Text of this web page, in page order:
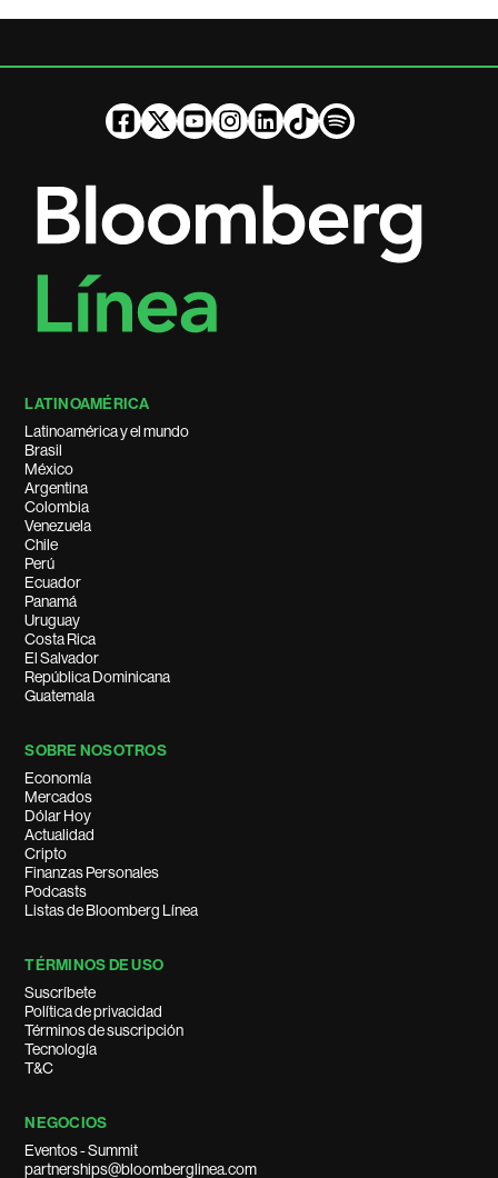
LATINOAMÉRICA
Latinoamérica y el mundo
Brasil
México
Argentina
Colombia
Venezuela
Chile
Perú
Ecuador
Panamá
Uruguay
Costa Rica
El Salvador
República Dominicana
Guatemala
SOBRE NOSOTROS
Economía
Mercados
Dólar Hoy
Actualidad
Cripto
Finanzas Personales
Podcasts
Listas de Bloomberg Línea
TÉRMINOS DE USO
Suscríbete
Política de privacidad
Términos de suscripción
Tecnología
T&C
NEGOCIOS
Eventos - Summit
partnerships@bloomberglinea.com